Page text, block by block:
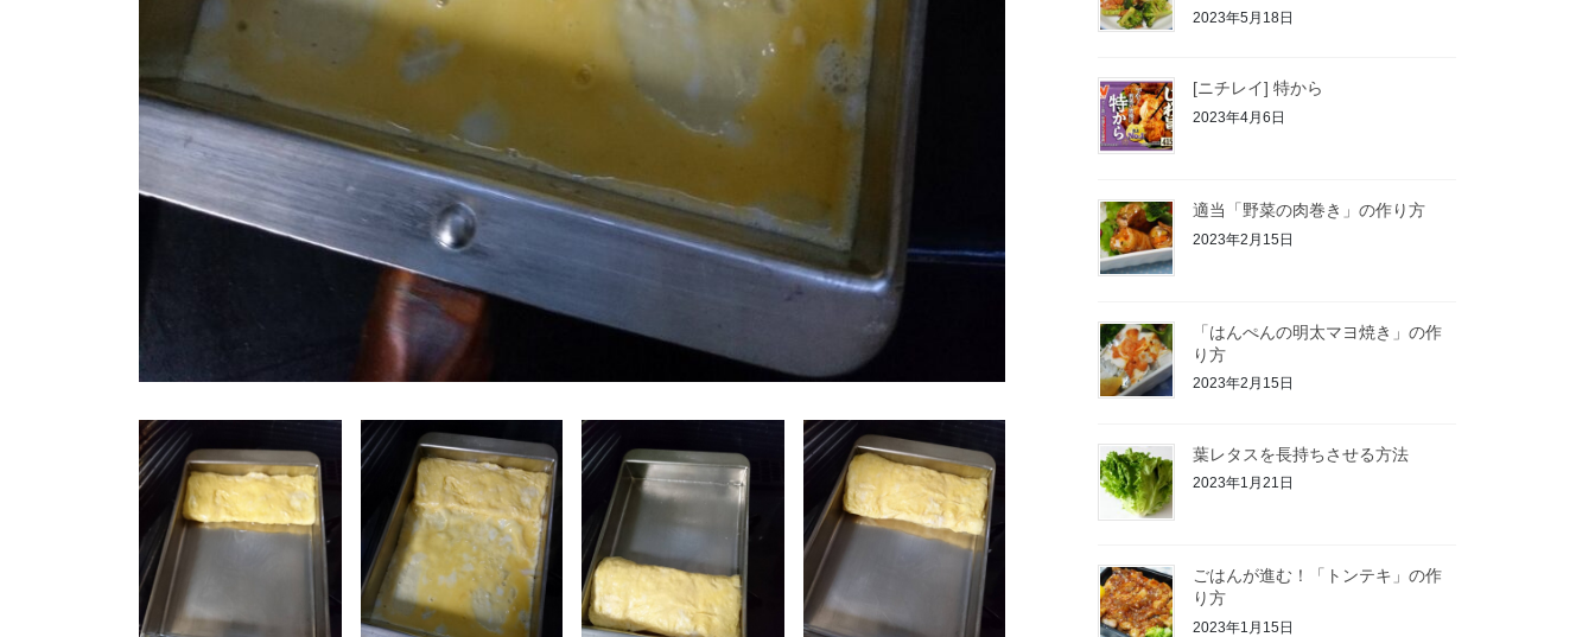
2023年5月18日
[ニチレイ] 特から
2023年4月6日
適当「野菜の肉巻き」の作り方
2023年2月15日
「はんぺんの明太マヨ焼き」の作
り方
2023年2月15日
葉レタスを長持ちさせる方法
2023年1月21日
ごはんが進む！「トンテキ」の作
り方
2023年1月15日